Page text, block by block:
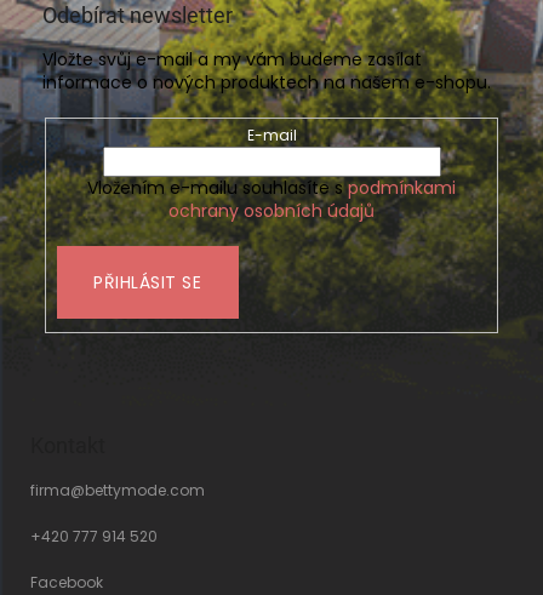
Odebírat newsletter
Vložte svůj e-mail a my vám budeme zasílat
informace o nových produktech na našem e-shopu.
E-mail
Vložením e-mailu souhlasíte spodmínkami
ochrany osobních údajů
PŘIHLÁSIT SE
firma@bettymode.com
+420 777 914 520
Facebook